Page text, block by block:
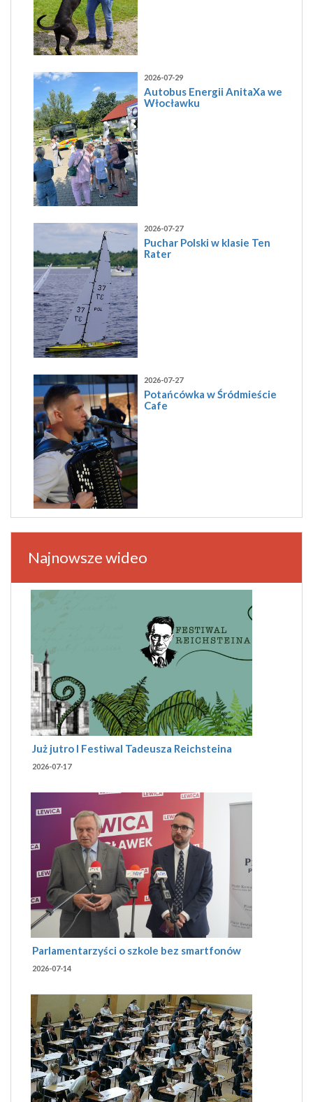
2026-07-29
Autobus Energii AnitaXa we
Włocławku
2026-07-27
Puchar Polski w klasie Ten
Rater
2026-07-27
Potańcówka w Śródmieście
Cafe
Najnowsze wideo
Już jutro I Festiwal Tadeusza Reichsteina
2026-07-17
Parlamentarzyści o szkole bez smartfonów
2026-07-14